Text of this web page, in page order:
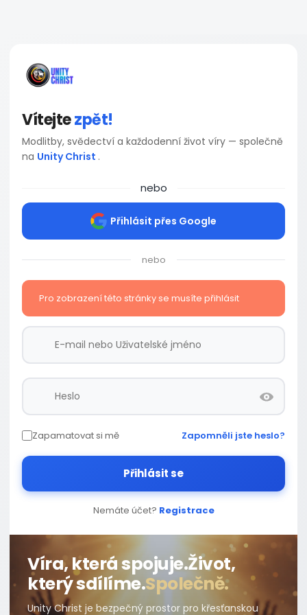
Vítejtezpět!
Modlitby, svědectví a každodenní život víry — společně
na Unity Christ .
nebo
Přihlásit přes Google
nebo
Pro zobrazení této stránky se musíte přihlásit
Zapamatovat si mě Zapomněli jste heslo?
Přihlásit se
Nemáte účet? Registrace
Víra, která spojuje.Život,
který sdílíme.Společně.
Unity Christ je bezpečný prostor pro křesťanskou